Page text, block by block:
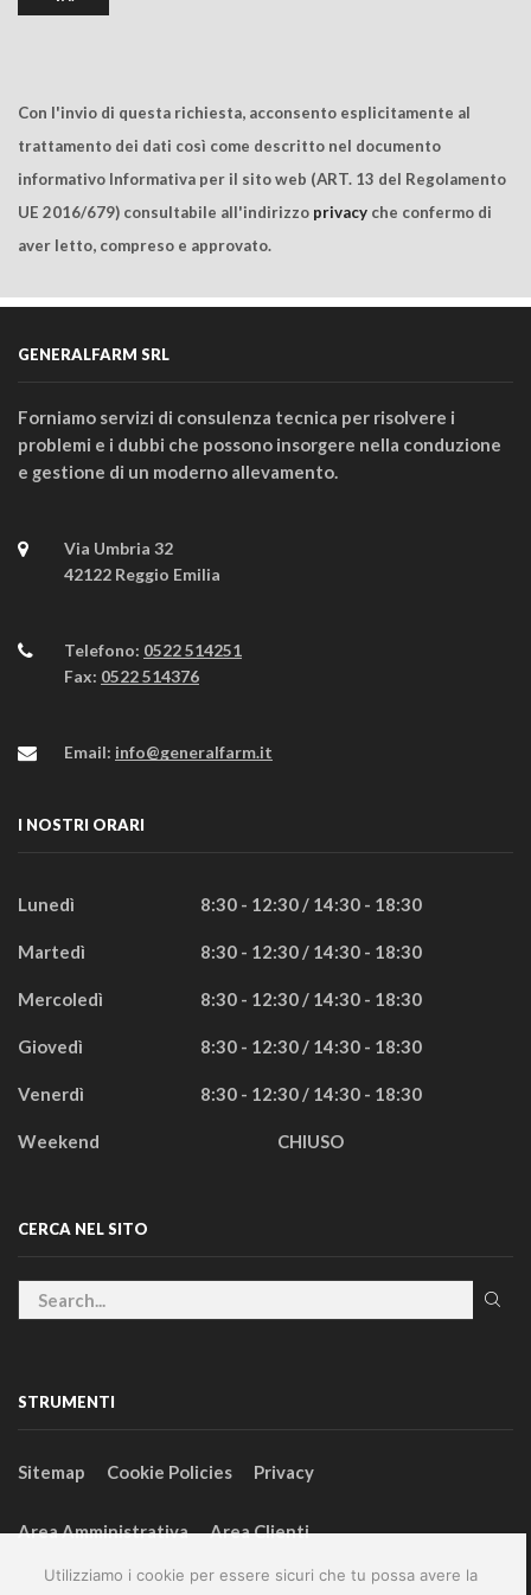
Utilizziamo i cookie per essere sicuri che tu possa avere la
Con l'invio di questa richiesta, acconsento esplicitamente al
trattamento dei dati così come descritto nel documento
informativo Informativa per il sito web (ART. 13 del Regolamento
UE 2016/679) consultabile all'indirizzo privacy che confermo di
aver letto, compreso e approvato.
GENERALFARM SRL
Forniamo servizi di consulenza tecnica per risolvere i
problemi e i dubbi che possono insorgere nella conduzione
e gestione di un moderno allevamento.
Via Umbria 32
42122 Reggio Emilia
Telefono: 0522 514251
Fax: 0522 514376
Email: info@generalfarm.it
I NOSTRI ORARI
Lunedì 8:30 - 12:30 / 14:30 - 18:30
Martedì 8:30 - 12:30 / 14:30 - 18:30
Mercoledì 8:30 - 12:30 / 14:30 - 18:30
Giovedì 8:30 - 12:30 / 14:30 - 18:30
Venerdì 8:30 - 12:30 / 14:30 - 18:30
Weekend CHIUSO
CERCA NEL SITO
STRUMENTI
Sitemap Cookie Policies Privacy
Area Amministrativa Area Clienti